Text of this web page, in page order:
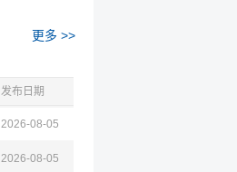
更多 >>
发布日期
2026-08-05
2026-08-05